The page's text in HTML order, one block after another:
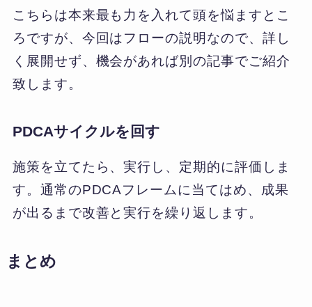
こちらは本来最も力を入れて頭を悩ますとこ
ろですが、今回はフローの説明なので、詳し
く展開せず、機会があれば別の記事でご紹介
致します。
PDCAサイクルを回す
施策を立てたら、実行し、定期的に評価しま
す。通常のPDCAフレームに当てはめ、成果
が出るまで改善と実行を繰り返します。
まとめ